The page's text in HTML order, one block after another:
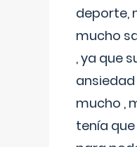
deporte,
mucho
, ya que
mucho ,
tenía